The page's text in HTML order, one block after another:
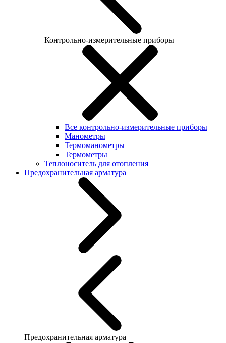
Контрольно-измерительные приборы
Все контрольно-измерительные приборы
Манометры
Термоманометры
Термометры
Теплоноситель для отопления
Предохранительная арматура
Предохранительная арматура